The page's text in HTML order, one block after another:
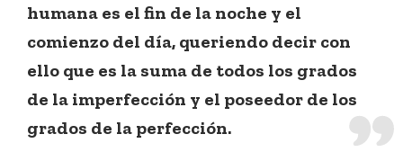
humana es el fin de la noche y el
comienzo del día, queriendo decir con
ello que es la suma de todos los grados
de la imperfección y el poseedor de los
grados de la perfección.